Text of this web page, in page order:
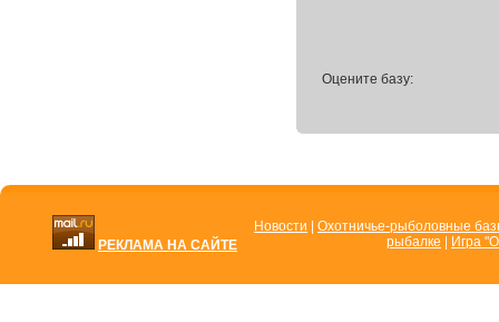
Оцените базу:
РЕКЛАМА НА САЙТЕ
Новости
Охотничье-рыболовные
рыбалке
Игра